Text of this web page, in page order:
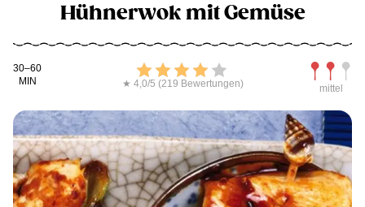
Hühnerwok mit Gemüse
Kochdauer
30–60
MIN
Bewerten
★ 4,0/5 (219 Bewertungen) mittel